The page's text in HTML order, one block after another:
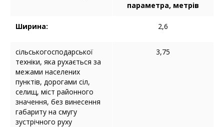
параметра, метрів
Ширина: 2,6
сільськогосподарської
техніки, яка рухається за
межами населених
пунктів, дорогами сіл,
селищ, міст районного
значення, без винесення
габариту на смугу
зустрічного руху
3,75